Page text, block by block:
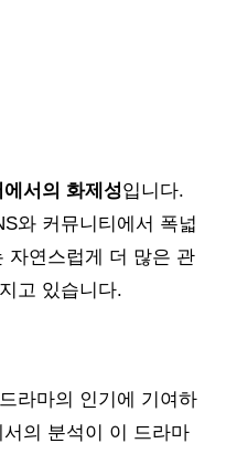
서의 화제성입니다.
와 커뮤니티에서 폭넓
자연스럽게 더 많은 관
고 있습니다.
라마의 인기에 기여하
의 분석이 이 드라마